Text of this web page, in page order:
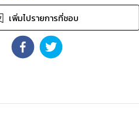
เพิ่มไปรายการที่ชอบ